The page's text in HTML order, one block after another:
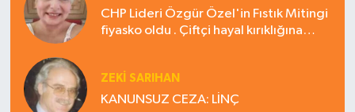
CHP Lideri Özgür Özel'in Fıstık Mitingi
fiyasko oldu . Çiftçi hayal kırıklığına
ZEKI SARIHAN
KANUNSUZ CEZA: LİNÇ